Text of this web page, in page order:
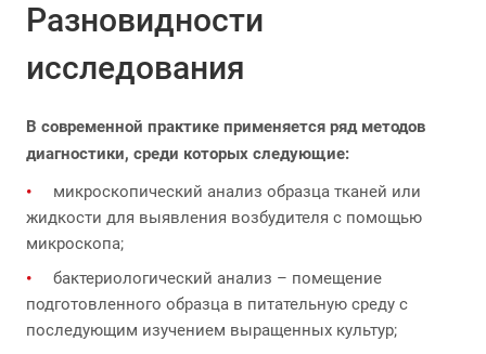
Разновидности
исследования
В современной практике применяется ряд методов
диагностики, среди которых следующие:
микроскопический анализ образца тканей или
жидкости для выявления возбудителя с помощью
микроскопа;
бактериологический анализ – помещение
подготовленного образца в питательную среду с
последующим изучением выращенных культур;